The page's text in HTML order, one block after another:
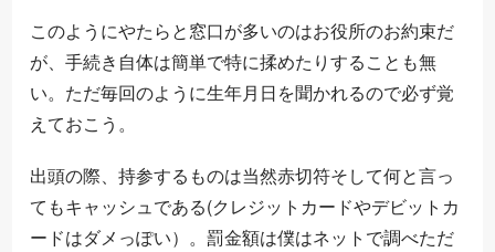
このようにやたらと窓口が多いのはお役所のお約束だ
が、手続き自体は簡単で特に揉めたりすることも無
い。ただ毎回のように生年月日を聞かれるので必ず覚
えておこう。
出頭の際、持参するものは当然赤切符そして何と言っ
てもキャッシュである(クレジットカードやデビットカ
ードはダメっぽい）。罰金額は僕はネットで調べただ